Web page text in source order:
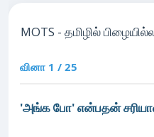
MOTS - தமிழில்
வினா 1 / 25
'அங்க போ' என்பதன்